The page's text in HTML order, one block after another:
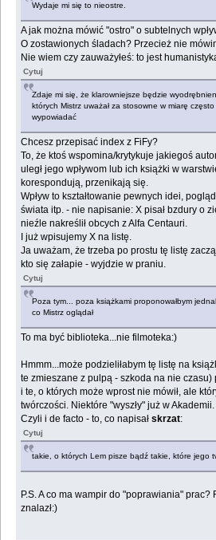
Wydaje mi się to nieostre.
A jak można mówić "ostro" o subtelnych
O zostawionych śladach? Przecież nie
Nie wiem czy zauważyłeś: to jest
Cytuj
Zdaje mi się, że klarowniejsze będzie
których Mistrz uważał za stosowne w miarę
wypowiadać
Chcesz przepisać index z FiFy?
To, że ktoś wspomina/krytykuje jakiegoś
uległ jego wpływom lub ich książki w
korespondują, przenikają się.
Wpływ to kształtowanie pewnych idei,
świata itp. - nie napisanie: X pisał bzdury o
nieźle nakreślił obcych z Alfa Centauri.
I już wpisujemy X na listę.
Ja uważam, że trzeba po prostu tę listę
kto się załapie - wyjdzie w praniu.
Cytuj
Poza tym... poza książkami proponowałbym
co Mistrz oglądał
To ma być biblioteka...nie filmoteka:)
Hmmm...może podzieliłabym tę listę na
te zmieszane z pulpą - szkoda na nie czasu)
i te, o których może wprost nie mówił, ale
twórczości. Niektóre "wyszły" już w Akademii.
Czyli i de facto - to, co napisałskrzat:
Cytuj
takie, o których Lem pisze bądź takie, które jego
P.S. A co ma wampir do "poprawiania"
znalazł:)